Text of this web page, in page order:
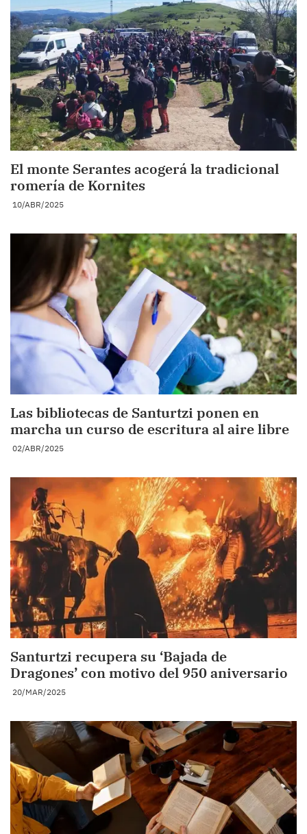
El monte Serantes acogerá la tradicional
romería de Kornites
10/ABR/2025
Las bibliotecas de Santurtzi ponen en
marcha un curso de escritura al aire libre
02/ABR/2025
Santurtzi recupera su ‘Bajada de
Dragones’ con motivo del 950 aniversario
20/MAR/2025